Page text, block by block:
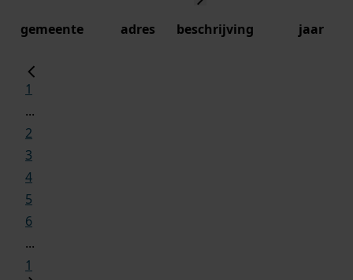
gemeente adres beschrijving jaar
1
...
2
3
4
5
6
...
1